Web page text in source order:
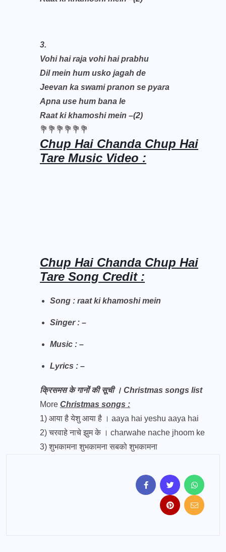
3.
Vohi hai raja vohi hai prabhu
Dil mein hum usko jagah de
Jeevan ka swami pranon se pyara
Apna use hum bana le
Raat ki khamoshi mein –(2)
💐💐💐💐💐💐
Chup Hai Chanda Chup Hai
Tare Music Video :
Chup Hai Chanda Chup Hai
Tare Song Credit :
Song : raat ki khamoshi mein
Singer : –
Music : –
Lyrics : –
क्रिसमस के गानों की सूची । Christmas songs list
More Christmas songs :
1) आया है येशु आया है । aaya hai yeshu aaya hai
2)चरवाहे नाचे झुम के । charwahe nache jhoom ke
3)शुभकामना शुभकामना सबको शुभकामना